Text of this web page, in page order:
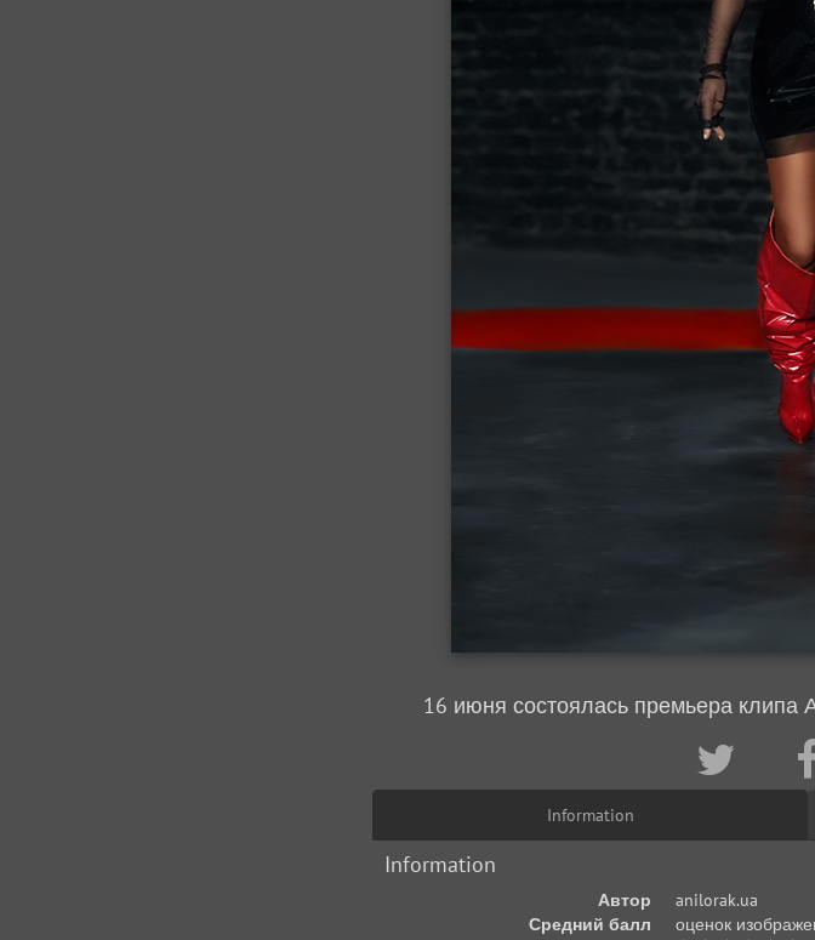
16 июня состоялась премьера
Information
Information
Автор
anilorak.ua
Средний балл
оценок